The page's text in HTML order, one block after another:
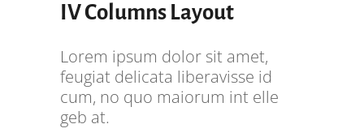
IV Columns Layout
Lorem ipsum dolor sit amet,
feugiat delicata liberavisse id
cum, no quo maiorum int elle
geb at.